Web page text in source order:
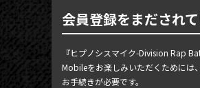
会員登録をまだされ
『ヒプノシスマイク-Division Rap
Mobileをお楽しみいただくためには
お手続きが必要です。